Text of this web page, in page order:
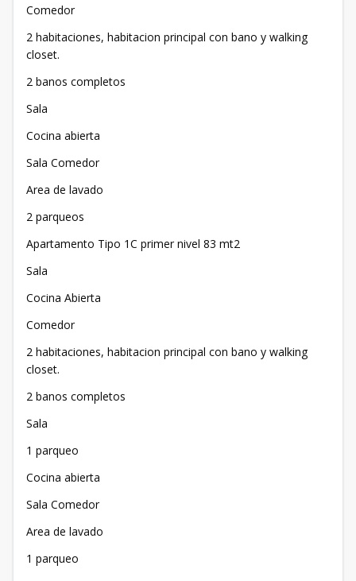
Comedor
2 habitaciones, habitacion principal con bano y walking
closet.
2 banos completos
Sala
Cocina abierta
Sala Comedor
Area de lavado
2 parqueos
Apartamento Tipo 1C primer nivel 83 mt2
Sala
Cocina Abierta
Comedor
2 habitaciones, habitacion principal con bano y walking
closet.
2 banos completos
Sala
1 parqueo
Cocina abierta
Sala Comedor
Area de lavado
1 parqueo